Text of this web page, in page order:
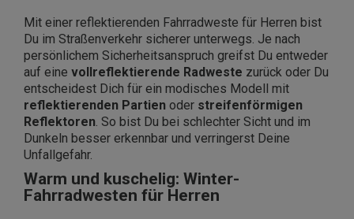
Mit einer reflektierenden Fahrradweste für Herren bist
Du im Straßenverkehr sicherer unterwegs. Je nach
persönlichem Sicherheitsanspruch greifst Du entweder
auf eine vollreflektierende Radweste zurück oder Du
entscheidest Dich für ein modisches Modell mit
reflektierenden Partien oder streifenförmigen
Reflektoren . So bist Du bei schlechter Sicht und im
Dunkeln besser erkennbar und verringerst Deine
Unfallgefahr.
Warm und kuschelig: Winter-
Fahrradwesten für Herren